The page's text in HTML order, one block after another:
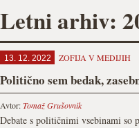
Letni arhiv:
13. 12. 2022 ZOFIJA V MEDIJIH
Politično sem bedak,
Avtor:Tomaž Grušovnik
Debate s političnimi vsebinami so